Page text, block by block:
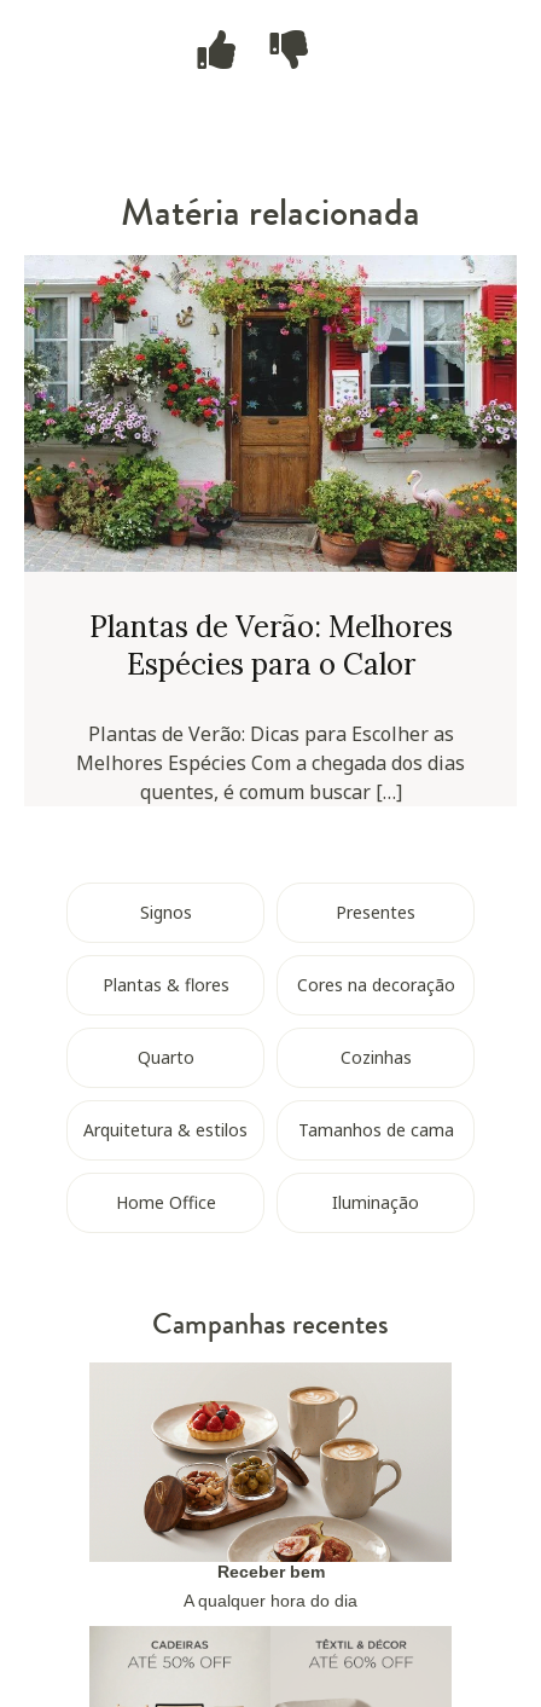
Matéria relacionada
Plantas de Verão: Melhores
Espécies para o Calor
Plantas de Verão: Dicas para Escolher as
Melhores Espécies Com a chegada dos dias
quentes, é comum buscar […]
Signos Presentes
Plantas & flores Cores na decoração
Quarto Cozinhas
Arquitetura & estilos Tamanhos de cama
Home Office Iluminação
Campanhas recentes
Receber bem
A qualquer hora do dia